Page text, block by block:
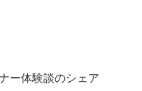
ー体験談のシェア